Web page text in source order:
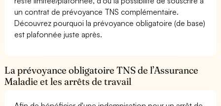
un contrat de prévoyance TNS complémentaire.
Découvrez pourquoi la prévoyance obligatoire (de base)
est plafonnée juste après.
La prévoyance obligatoire TNS de l’Assurance
Maladie et les arrêts de travail